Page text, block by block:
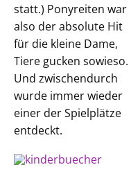
statt.) Ponyreiten war
also der absolute Hit
für die kleine Dame,
Tiere gucken sowieso.
Und zwischendurch
wurde immer wieder
einer der Spielplätze
entdeckt.